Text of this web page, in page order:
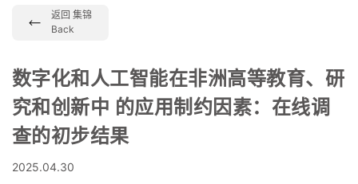
返回 集锦
Back
数字化和人工智能在非洲高等教育、研
究和创新中 的应用制约因素：在线调
查的初步结果
2025.04.30